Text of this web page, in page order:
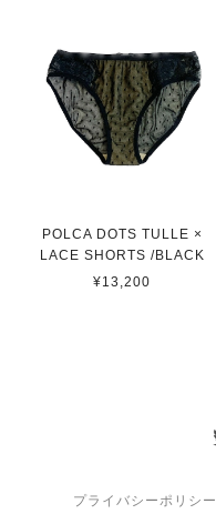
POLCA DOTS TULLE ×
LACE SHORTS /BLACK
¥13,200
プライバシーポリシー